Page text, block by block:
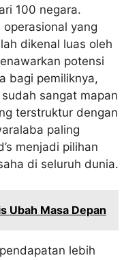
100 negara.
operasional yang
dikenal luas oleh
potensi
bagi pemiliknya,
sangat mapan
terstruktur dengan
paling
menjadi pilihan
di seluruh dunia.
Ubah Masa Depan
lebih